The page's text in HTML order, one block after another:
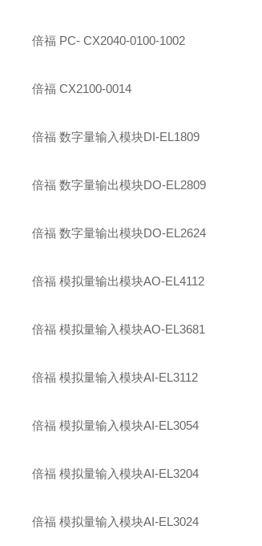
倍福 PC- CX2040-0100-1002
倍福 CX2100-0014
倍福 数字量输入模块DI-EL1809
倍福 数字量输出模块DO-EL2809
倍福 数字量输出模块DO-EL2624
倍福 模拟量输出模块AO-EL4112
倍福 模拟量输入模块AO-EL3681
倍福 模拟量输入模块AI-EL3112
倍福 模拟量输入模块AI-EL3054
倍福 模拟量输入模块AI-EL3204
倍福 模拟量输入模块AI-EL3024